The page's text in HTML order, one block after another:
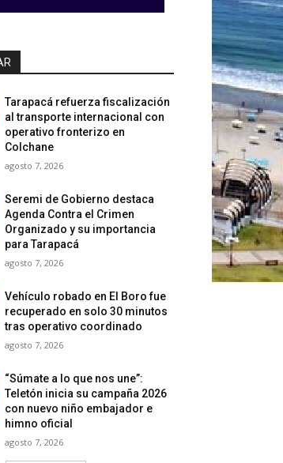
Tarapacá refuerza fiscalización
al transporte internacional con
operativo fronterizo en
Colchane
agosto 7, 2026
Seremi de Gobierno destaca
Agenda Contra el Crimen
Organizado y su importancia
para Tarapacá
agosto 7, 2026
Vehículo robado en El Boro fue
recuperado en solo 30 minutos
tras operativo coordinado
agosto 7, 2026
“Súmate a lo que nos une”:
Teletón inicia su campaña 2026
con nuevo niño embajador e
himno oficial
agosto 7, 2026